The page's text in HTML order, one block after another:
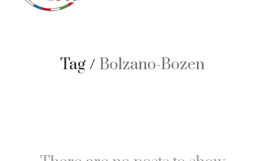
Tag / Bolzano-Bozen